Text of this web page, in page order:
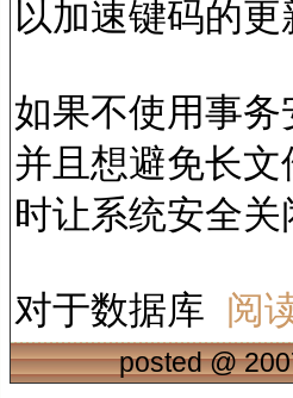
以加速键码的更
如果不使用事
并且想避免长
时让系统安全关
对于数据库 阅
posted @